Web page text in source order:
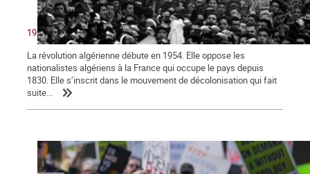
1962 : victoire du peuple algérien sur le colonialisme
La révolution algérienne débute en 1954. Elle oppose les
nationalistes algériens à la France qui occupe le pays depuis
1830. Elle s’inscrit dans le mouvement de décolonisation qui fait
suite...